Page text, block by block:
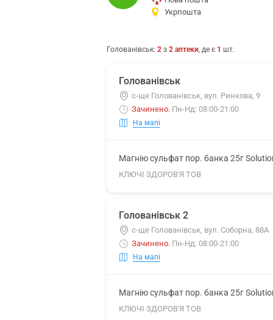
Укрпошта
Голованівськ: 2 з 2 аптеки, де є 1 шт.
Голованівськ
с-ще Голованівськ, вул. Ринкова, 9
Зачинено. Пн-Нд: 08:00-21:00
На мапі
Магнію сульфат пор. банка 25г
КЛЮЧІ ЗДОРОВ'Я ТОВ
Голованівськ 2
с-ще Голованівськ, вул. Соборна, 88А
Зачинено. Пн-Нд: 08:00-21:00
На мапі
Магнію сульфат пор. банка 25г
КЛЮЧІ ЗДОРОВ'Я ТОВ